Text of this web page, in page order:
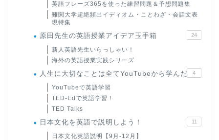
英語フレーズ365を使った練習問題＆予想問題集
難関大学超絶頻出イディオム・ことわざ・会話文表
現特集
原田先生の英語授業アイデア玉手箱 24
新人英語先生いらっしゃい！
海外の英語授業実践シリーズ
人生に大切なことは全てYouTubeから学んだ 4
YouTubeで英語学習
TED-Edで英語学習！
TED Talks
日本文化を英語で説明しよう！ 11
日本文化英語説明【9月-12月】